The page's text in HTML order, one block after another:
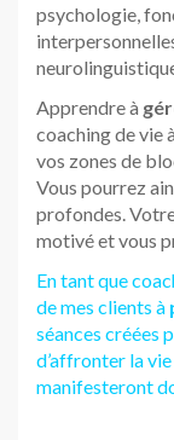
psychologie,
Apprendre à
coaching de vie
vos zones de
Vous pourrez
profondes.
motivé et vous
En tant que
de mes clients à
séances créées
d’affronter la
manifesteront